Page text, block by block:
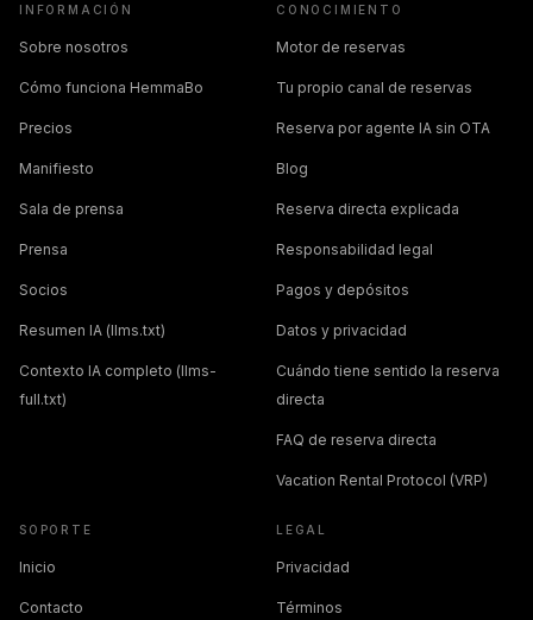
INFORMACIÓN
Sobre nosotros
Cómo funciona HemmaBo
Precios
Manifiesto
Sala de prensa
Prensa
Socios
Resumen IA (llms.txt)
Contexto IA completo (llms-
full.txt)
CONOCIMIENTO
Motor de reservas
Tu propio canal de reservas
Reserva por agente IA sin OTA
Blog
Reserva directa explicada
Responsabilidad legal
Pagos y depósitos
Datos y privacidad
Cuándo tiene sentido la reserva
directa
FAQ de reserva directa
Vacation Rental Protocol (VRP)
SOPORTE
Inicio
Contacto
LEGAL
Privacidad
Términos